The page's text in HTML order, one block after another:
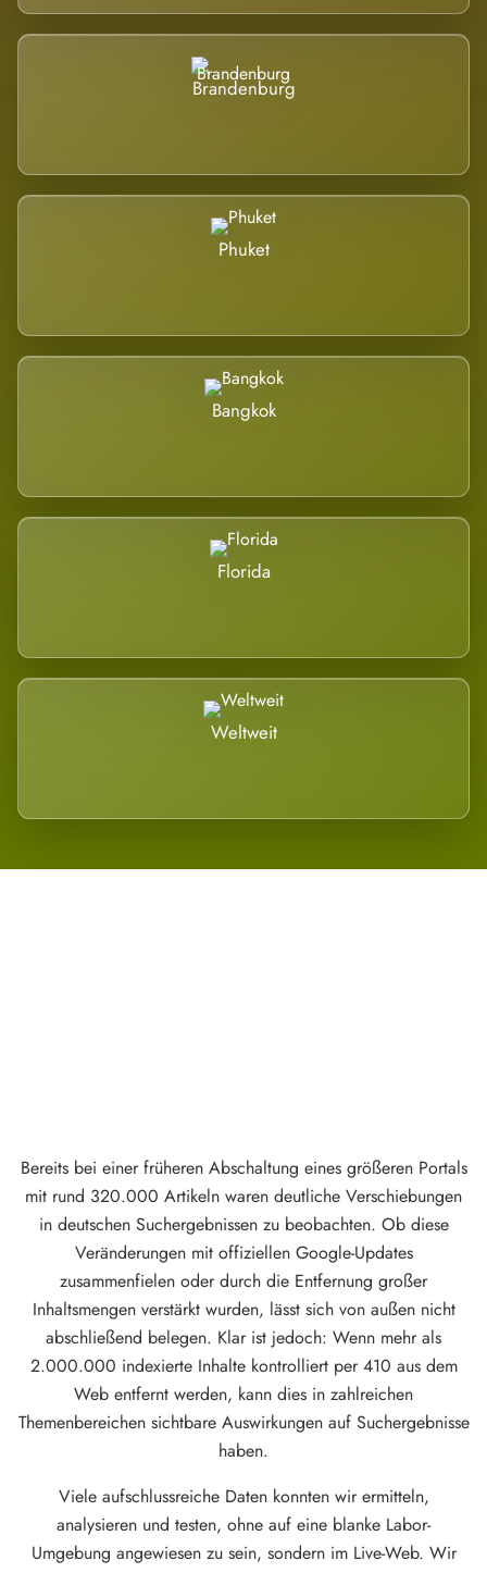
Brandenburg
Phuket
Bangkok
Florida
Weltweit
Bereits bei einer früheren Abschaltung eines größeren Portals
mit rund 320.000 Artikeln waren deutliche Verschiebungen
in deutschen Suchergebnissen zu beobachten. Ob diese
Veränderungen mit offiziellen Google-Updates
zusammenfielen oder durch die Entfernung großer
Inhaltsmengen verstärkt wurden, lässt sich von außen nicht
abschließend belegen. Klar ist jedoch: Wenn mehr als
2.000.000 indexierte Inhalte kontrolliert per 410 aus dem
Web entfernt werden, kann dies in zahlreichen
Themenbereichen sichtbare Auswirkungen auf Suchergebnisse
haben.
Viele aufschlussreiche Daten konnten wir ermitteln,
analysieren und testen, ohne auf eine blanke Labor-
Umgebung angewiesen zu sein, sondern im Live-Web. Wir